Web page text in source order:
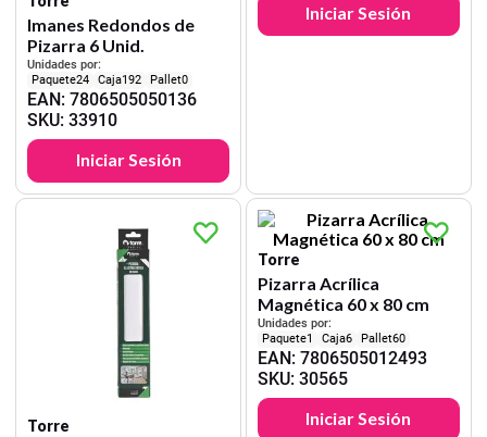
Imanes Redondos de
Pizarra 6 Unid.
Unidades por:
24
192 0
EAN:7806505050136
SKU:33910
Iniciar Sesión
Iniciar Sesión
Torre
Torre
Pizarra Acrílica
Magnética 60 x 80 cm
Unidades por:
1
6 60
EAN: 7806505012493
SKU: 30565
Iniciar Sesión